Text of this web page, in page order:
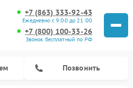
+7 (863) 333-92-43
Ежедневно с 9:00 до 21:00
+7 (800) 100-33-26
Звонок бесплатный по РФ
Позвонить